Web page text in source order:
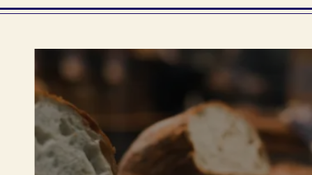
Je suis boulanger
Je découvre France
Pourquoi adhérer à France
Je référence ma boulangerie